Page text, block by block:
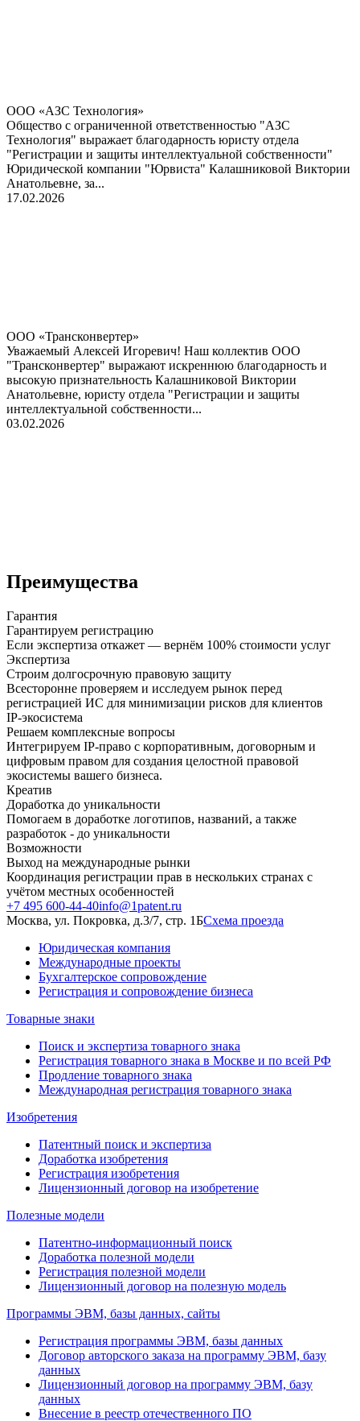
ООО «АЗС Технология»
Общество с ограниченной ответственностью "АЗС
Технология" выражает благодарность юристу отдела
"Регистрации и защиты интеллектуальной собственности"
Юридической компании "Юрвиста" Калашниковой Виктории
Анатольевне, за...
17.02.2026
ООО «Трансконвертер»
Уважаемый Алексей Игоревич! Наш коллектив ООО
"Трансконвертер" выражают искреннюю благодарность и
высокую признательность Калашниковой Виктории
Анатольевне, юристу отдела "Регистрации и защиты
интеллектуальной собственности...
03.02.2026
Преимущества
Гарантия
Гарантируем регистрацию
Если экспертиза откажет — вернём 100% стоимости услуг
Экспертиза
Строим долгосрочную правовую защиту
Всесторонне проверяем и исследуем рынок перед
регистрацией ИС для минимизации рисков для клиентов
IP-экосистема
Решаем комплексные вопросы
Интегрируем IP-право с корпоративным, договорным и
цифровым правом для создания целостной правовой
экосистемы вашего бизнеса.
Креатив
Доработка до уникальности
Помогаем в доработке логотипов, названий, а также
разработок - до уникальности
Возможности
Выход на международные рынки
Координация регистрации прав в нескольких странах с
учётом местных особенностей
+7 495 600-44-40info@1patent.ru
Москва, ул. Покровка, д.3/7, стр. 1БСхема проезда
Юридическая компания
Международные проекты
Бухгалтерское сопровождение
Регистрация и сопровождение бизнеса
Товарные знаки
Поиск и экспертиза товарного знака
Регистрация товарного знака в Москве и по всей РФ
Продление товарного знака
Международная регистрация товарного знака
Изобретения
Патентный поиск и экспертиза
Доработка изобретения
Регистрация изобретения
Лицензионный договор на изобретение
Полезные модели
Патентно-информационный поиск
Доработка полезной модели
Регистрация полезной модели
Лицензионный договор на полезную модель
Программы ЭВМ, базы данных, сайты
Регистрация программы ЭВМ, базы данных
Договор авторского заказа на программу ЭВМ, базу
данных
Лицензионный договор на программу ЭВМ, базу
данных
Внесение в реестр отечественного ПО